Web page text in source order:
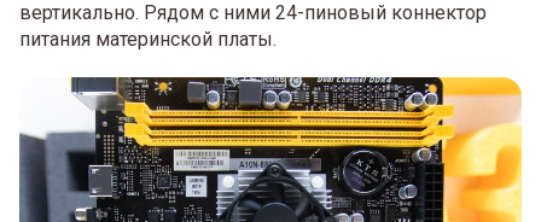
вертикально. Рядом с ними 24-пиновый коннектор
питания материнской платы.